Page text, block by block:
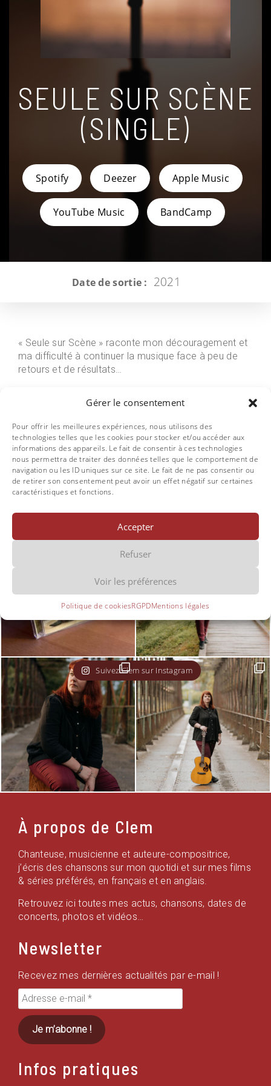
Gérer le consentement
Pour offrir les meilleures expériences, nous utilisons des
technologies telles que les cookies pour stocker et/ou accéder aux
informations des appareils. Le fait de consentir à ces technologies
nous permettra de traiter des données telles que le comportement de
navigation ou les ID uniques sur ce site. Le fait de ne pas consentir ou
de retirer son consentement peut avoir un effet négatif sur certaines
caractéristiques et fonctions.
Accepter
Refuser
Voir les préférences
Politique de cookiesRGPDMentions légales
SEULE SUR SCÈNE
(SINGLE)
Spotify Deezer Apple Music
YouTube Music BandCamp
Date de sortie : 2021
« Seule sur Scène » raconte mon découragement et
ma difficulté à continuer la musique face à peu de
retours et de résultats…
NAVIGATION
DE
L’ARTICLE
songs
Suivant :
clemsmusiclive
Suivez Clem sur Instagram
À propos de Clem
Chanteuse, musicienne et auteure-compositrice,
j’écris des chansons sur mon quotidi et sur mes films
& séries préférés, en français et en anglais.
Retrouvez ici toutes mes actus, chansons, dates de
concerts, photos et vidéos…
Newsletter
Recevez mes dernières actualités par e-mail !
Adresse
e-
mail
*
Infos pratiques